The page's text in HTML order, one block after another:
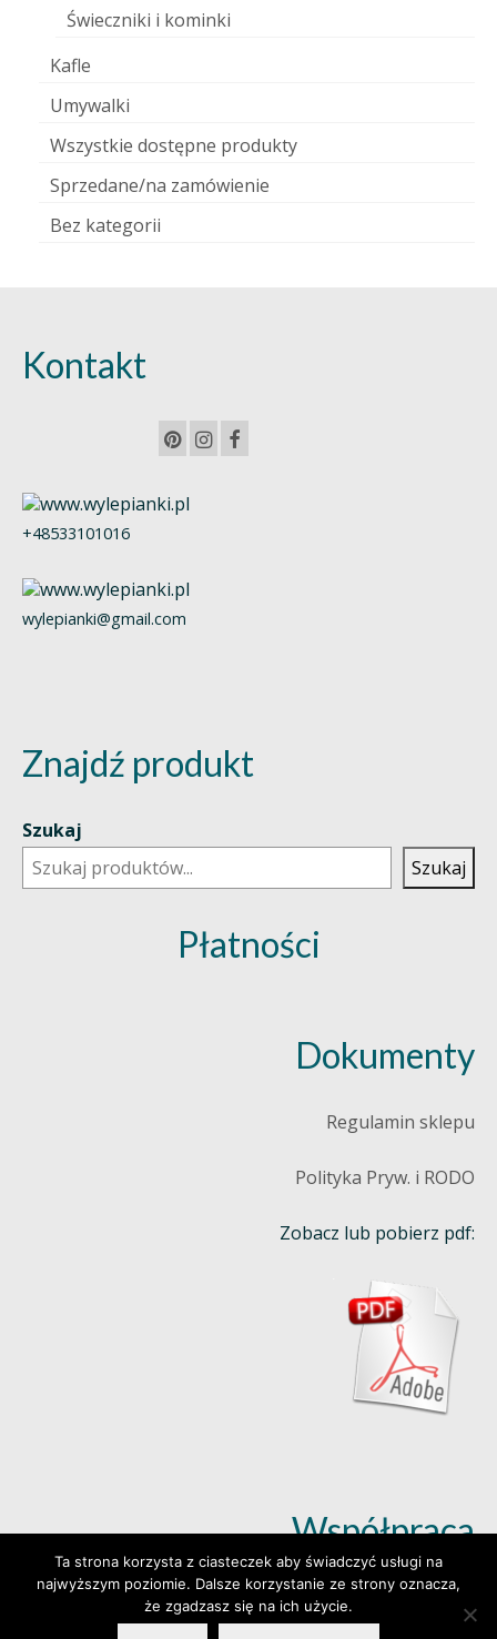
Świeczniki i kominki
Kafle
Umywalki
Wszystkie dostępne produkty
Sprzedane/na zamówienie
Bez kategorii
Kontakt
+48533101016
wylepianki@gmail.com
Znajdź produkt
Szukaj
Szukaj
Płatności
Dokumenty
Regulamin sklepu
Polityka Pryw. i RODO
Zobacz lub pobierz pdf:
Współpraca
Dowiedz się więcej (klik)
Ta strona korzysta z ciasteczek aby świadczyć usługi na
najwyższym poziomie. Dalsze korzystanie ze strony oznacza,
że zgadzasz się na ich użycie.